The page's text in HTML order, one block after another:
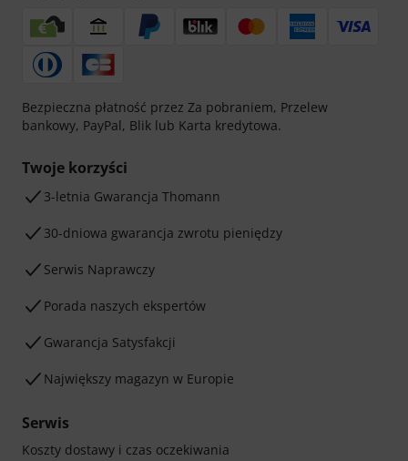
Bezpieczna płatność przez Za pobraniem, Przelew
bankowy, PayPal, Blik lub Karta kredytowa.
Twoje korzyści
3-letnia Gwarancja Thomann
30-dniowa gwarancja zwrotu pieniędzy
Serwis Naprawczy
Porada naszych ekspertów
Gwarancja Satysfakcji
Największy magazyn w Europie
Serwis
Koszty dostawy i czas oczekiwania